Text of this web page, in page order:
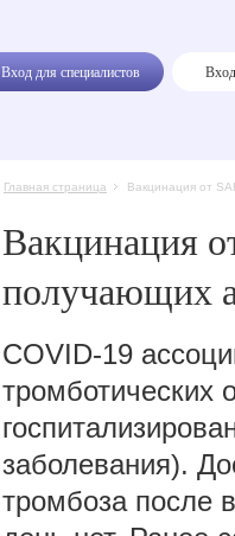
Вход для специалистов
Главная страница Вакцинация от
Вакцинация
получающих
COVID-19
тромботических
заболевания).
тромбоза после